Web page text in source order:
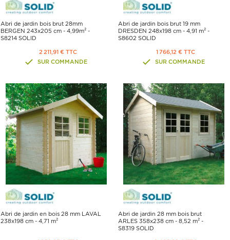
Abri de jardin bois brut 28mm
BERGEN 243x205 cm - 4,99m² -
S8214 SOLID
2 211,91 € TTC
SUR COMMANDE
Abri de jardin bois brut 19 mm
DRESDEN 248x198 cm - 4,91 m² -
S8602 SOLID
1 766,12 € TTC
SUR COMMANDE
Abri de jardin en bois 28 mm LAVAL
238x198 cm - 4,71 m²
Abri de jardin 28 mm bois brut
ARLES 358x238 cm - 8,52 m² -
S8319 SOLID